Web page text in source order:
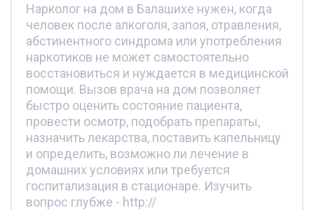
Нарколог на дом в Балашихе нужен, когда
человек после алкоголя, запоя, отравления,
абстинентного синдрома или употребления
наркотиков не может самостоятельно
восстановиться и нуждается в медицинской
помощи. Вызов врача на дом позволяет
быстро оценить состояние пациента,
провести осмотр, подобрать препараты,
назначить лекарства, поставить капельницу
и определить, возможно ли лечение в
домашних условиях или требуется
госпитализация в стационаре. Изучить
вопрос глубже - http://